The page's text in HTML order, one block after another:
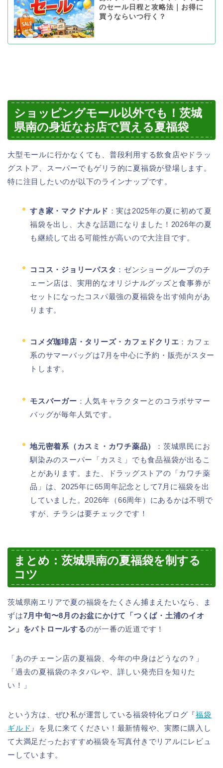
のセール日程と攻略法｜お得に
買うならいつ行く？
ショッピングモール以外でも！茨城
県南の身近なお店で買える夏福袋
大型モールに行かなくても、普段利用する飲食店やドラッ
グストア、スーパーでもゲリラ的に夏福袋が登場します。
特に注目したいのが以下のラインナップです。
すき家・マクドナルド ：実は2025年の夏に初めて夏
福袋を出し、大きな話題になりました！2026年の夏
も継続して出る可能性が高いので大注目です。
ココス・ジョリーパスタ ：ゼンショーグループのチ
ェーン店は、実用的なオリジナルグッズと食事券が
セットになったコスパ最強の夏福袋を出す傾向があ
ります。
コメダ珈琲店・タリーズ・カフェドクリエ ：カフェ
系のサマーバッグは7月を中心に予約・販売がスター
トします。
モスバーガー ：人気キャラクターとのコラボサマー
バッグが毎年人気です。
地元密着系（カスミ・カワチ薬品）
：茨城県民にお
馴染みのスーパー「カスミ」でも食品福袋が出るこ
とがあります。また、ドラッグストアの「カワチ薬
品」は、2025年に65周年記念として7月に福袋を出
していました。2026年（66周年）にあるかは不明で
すが、チラシは要チェックです！
まとめ：茨城県南の夏福袋を制する
コツ
茨城県南エリアで夏の福袋をたくさん捕まえたいなら、ま
ずは7月中旬〜8月のお盆にかけて「つくば・土浦のイオ
ン」をパトロールするのが一番の近道です！
「あのチェーン店の夏福袋、今年の中身はどうなの？」
「過去の夏福袋のネタバレや、詳しい発売日を知りた
い！」
という方は、ぜひ私が運営している福袋特化ブログ『福袋
ギルド 』を見に来てください！最新情報や、実際に購入し
て大満足だったおすすめ福袋を写真付きでリアルにレビュ
ーしています。